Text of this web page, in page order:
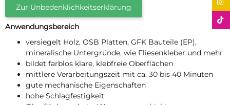
Zur Unbedenklichkeitserklärung
Anwendungsbereich
versiegelt Holz, OSB Platten, GFK Bauteile (EP),
mineralische Untergründe, wie Fliesenkleber und mehr
bildet farblos klare, klebfreie Oberflächen
mittlere Verarbeitungszeit mit ca. 30 bis 40 Minuten
gute mechanische Eigenschaften
hohe Schlagfestigkeit